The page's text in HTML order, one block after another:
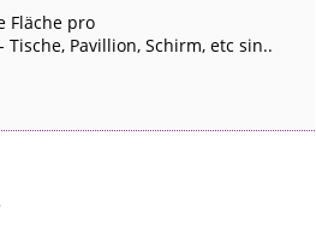
Fläche pro
Pavillion, Schirm, etc sin..